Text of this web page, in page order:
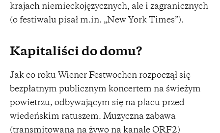
krajach niemieckojęzycznych, ale i zagranicznych
(o festiwalu pisał m.in. „New York Times”).
Kapitaliści do domu?
Jak co roku Wiener Festwochen rozpoczął się
bezpłatnym publicznym koncertem na świeżym
powietrzu, odbywającym się na placu przed
wiedeńskim ratuszem. Muzyczna zabawa
(transmitowana na żywo na kanale ORF2)